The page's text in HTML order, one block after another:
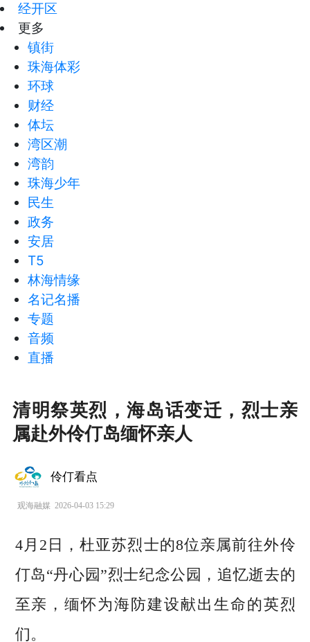
经开区
更多
镇街
珠海体彩
环球
财经
体坛
湾区潮
湾韵
珠海少年
民生
政务
安居
T5
林海情缘
名记名播
专题
音频
直播
清明祭英烈，海岛话变迁，烈士亲
属赴外伶仃岛缅怀亲人
伶仃看点
观海融媒 2026-04-03 15:29
4月2日，杜亚苏烈士的8位亲属前往外伶
仃岛“丹心园”烈士纪念公园，追忆逝去的
至亲，缅怀为海防建设献出生命的英烈
们。